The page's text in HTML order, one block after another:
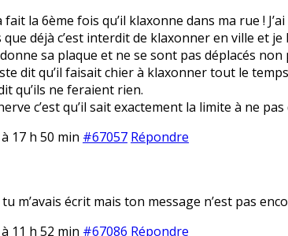
fait la 6ème fois qu’il klaxonne dans ma rue !
déjà c’est interdit de klaxonner en ville et
sa plaque et ne se sont pas déplacés non
dit qu’il faisait chier à klaxonner tout le
qu’ils ne feraient rien.
c’est qu’il sait exactement la limite à ne
17 h 50 min #67057 Répondre
tu m’avais écrit mais ton message n’est pas
11 h 52 min #67086 Répondre